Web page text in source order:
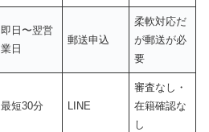
即日〜翌営
業日
郵送申込
柔軟対応だ
が郵送が必
要
最短30分 LINE
審査なし・
在籍確認な
し